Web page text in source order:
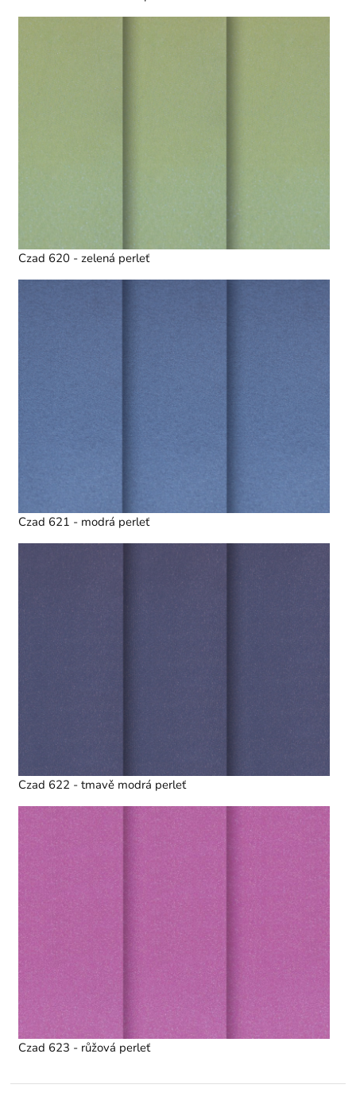
Czad 620 - zelená perleť
Czad 621 - modrá perleť
Czad 622 - tmavě modrá perleť
Czad 623 - růžová perleť